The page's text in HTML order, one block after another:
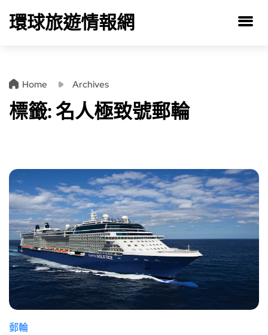
環球旅遊情報網
Home Archives
標籤:名人極致號郵輪
郵輪